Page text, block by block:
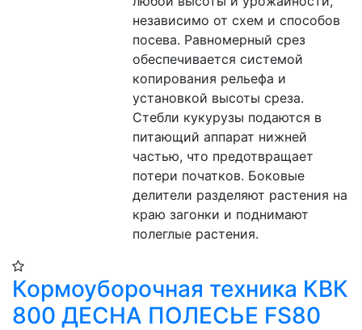
независимо от схем и способов
посева. Равномерный срез
обеспечивается системой
копирования рельефа и
установкой высоты среза.
Стебли кукурузы подаются в
питающий аппарат нижней
частью, что предотвращает
потери початков. Боковые
делители разделяют растения на
краю загонки и поднимают
полеглые растения.
Кормоуборочная техника КВК
800 ДЕСНА ПОЛЕСЬЕ FS80